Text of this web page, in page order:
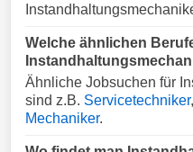
Welche ähnlichen
Ähnliche Jobsuchen für
sind z.B. Servicetechniker,
Mechaniker.